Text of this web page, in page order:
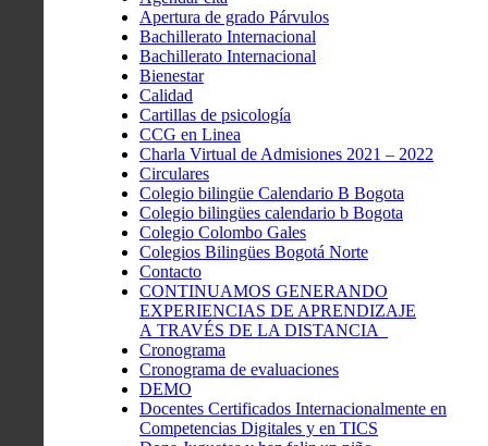
Apertura de grado Párvulos
Bachillerato Internacional
Bachillerato Internacional
Bienestar
Calidad
Cartillas de psicología
CCG en Linea
Charla Virtual de Admisiones 2021 – 2022
Circulares
Colegio bilingüe Calendario B Bogota
Colegio bilingües calendario b Bogota
Colegio Colombo Gales
Colegios Bilingües Bogotá Norte
Contacto
CONTINUAMOS GENERANDO
EXPERIENCIAS DE APRENDIZAJE
A TRAVÉS DE LA DISTANCIA
Cronograma
Cronograma de evaluaciones
DEMO
Docentes Certificados Internacionalmente en
Competencias Digitales y en TICS